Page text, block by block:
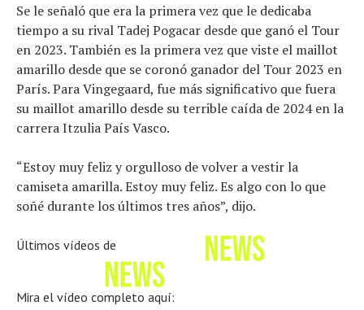
Se le señaló que era la primera vez que le dedicaba
tiempo a su rival Tadej Pogacar desde que ganó el Tour
en 2023. También es la primera vez que viste el maillot
amarillo desde que se coronó ganador del Tour 2023 en
París. Para Vingegaard, fue más significativo que fuera
su maillot amarillo desde su terrible caída de 2024 en la
carrera Itzulia País Vasco.
“Estoy muy feliz y orgulloso de volver a vestir la
camiseta amarilla. Estoy muy feliz. Es algo con lo que
soñé durante los últimos tres años”, dijo.
Últimos vídeos de
Mira el vídeo completo aquí: